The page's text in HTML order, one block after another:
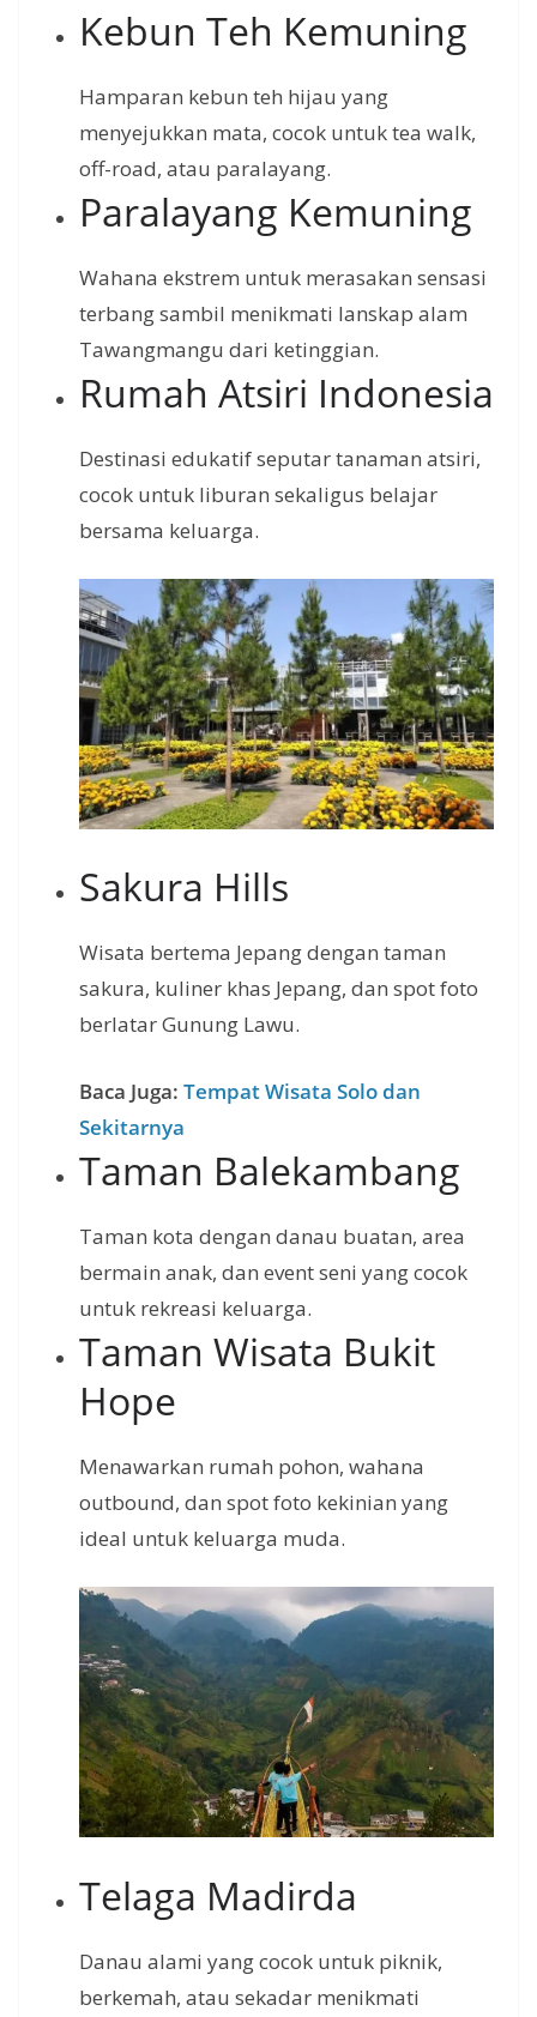
Kebun Teh Kemuning
Hamparan kebun teh hijau yang
menyejukkan mata, cocok untuk tea walk,
off-road, atau paralayang.
Paralayang Kemuning
Wahana ekstrem untuk merasakan sensasi
terbang sambil menikmati lanskap alam
Tawangmangu dari ketinggian.
Rumah Atsiri Indonesia
Destinasi edukatif seputar tanaman atsiri,
cocok untuk liburan sekaligus belajar
bersama keluarga.
Sakura Hills
Wisata bertema Jepang dengan taman
sakura, kuliner khas Jepang, dan spot foto
berlatar Gunung Lawu.
Baca Juga: Tempat Wisata Solo dan
Sekitarnya
Taman Balekambang
Taman kota dengan danau buatan, area
bermain anak, dan event seni yang cocok
untuk rekreasi keluarga.
Taman Wisata Bukit
Hope
Menawarkan rumah pohon, wahana
outbound, dan spot foto kekinian yang
ideal untuk keluarga muda.
Telaga Madirda
Danau alami yang cocok untuk piknik,
berkemah, atau sekadar menikmati